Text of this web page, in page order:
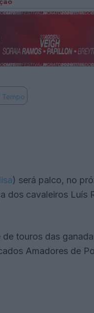
Tempo
) será palco, no
dos cavaleiros Luís
touros das
Amadores de